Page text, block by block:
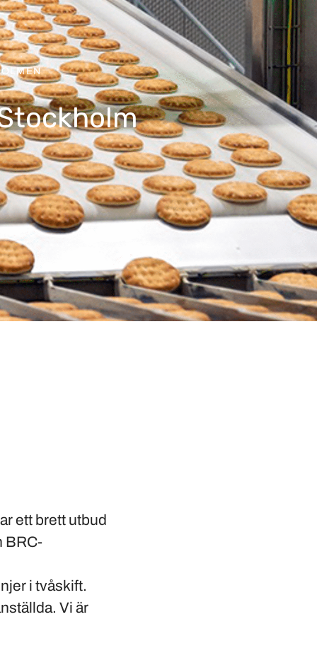
ett brett utbud
BRC-
i tvåskift.
Vi är